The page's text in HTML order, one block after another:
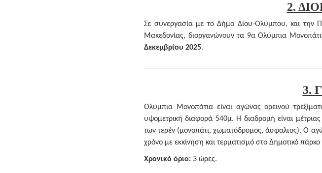
2.
Σε συνεργασία με το Δήμο Δίου-Ολύμπου, και την
Μακεδονίας, διοργανώνουν τα 9α Ολύμπια
Δεκεμβρίου 2025.
3.
Ολύμπια Μονοπάτια είναι αγώνας ορεινού
υψομετρική διαφορά 540μ. Η διαδρομή είναι μέτριας
των τερέν (μονοπάτι, χωματόδρομος, άσφαλτος). Ο
χρόνο με εκκίνηση και τερματισμό στο Δημοτικό
Χρονικό όριο: 3 ώρες.